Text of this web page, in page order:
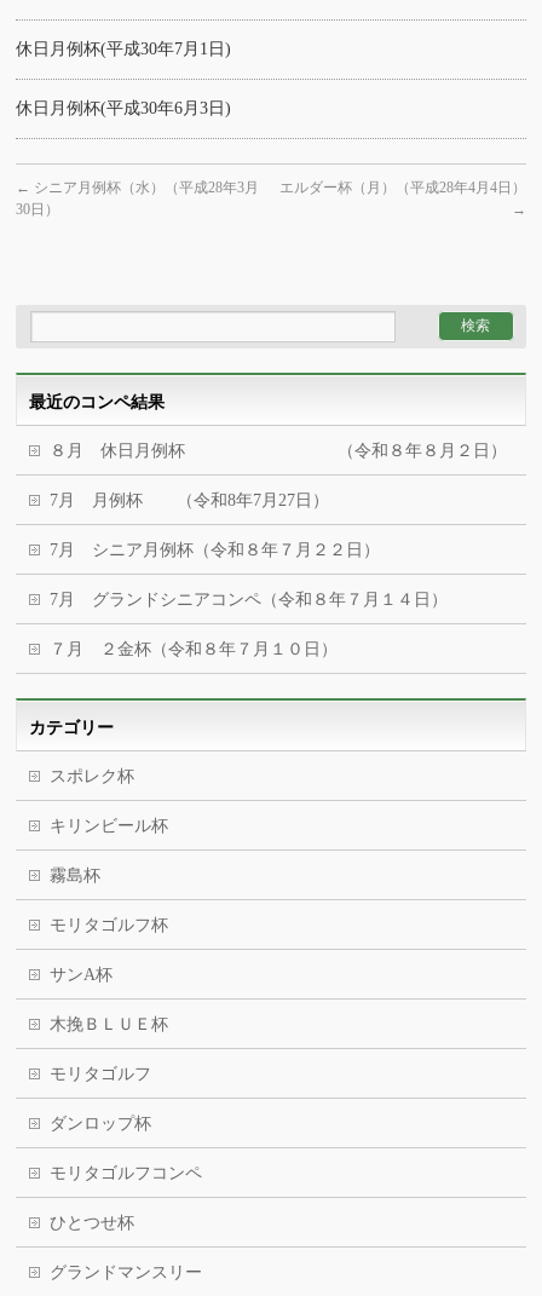
休日月例杯(平成30年7月1日)
休日月例杯(平成30年6月3日)
← シニア月例杯（水）（平成28年3月
30日）
エルダー杯（月）（平成28年4月4日）
→
最近のコンペ結果
８月 休日月例杯 （令和８年８月２日）
7月 月例杯 （令和8年7月27日）
7月 シニア月例杯（令和８年７月２２日）
7月 グランドシニアコンペ（令和８年７月１４日）
７月 ２金杯（令和８年７月１０日）
カテゴリー
スポレク杯
キリンビール杯
霧島杯
モリタゴルフ杯
サンA杯
木挽ＢＬＵＥ杯
モリタゴルフ
ダンロップ杯
モリタゴルフコンペ
ひとつせ杯
グランドマンスリー